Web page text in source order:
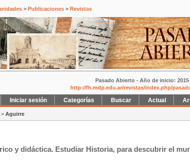
> Publicaciones > Revistas
Pasado Abierto - Año de inicio:
http://fh.mdp.edu.ar/revistas/index.php/
Iniciar sesión Categorías Buscar Actual
> Aguirre
y didáctica. Estudiar Historia, para descubrir el